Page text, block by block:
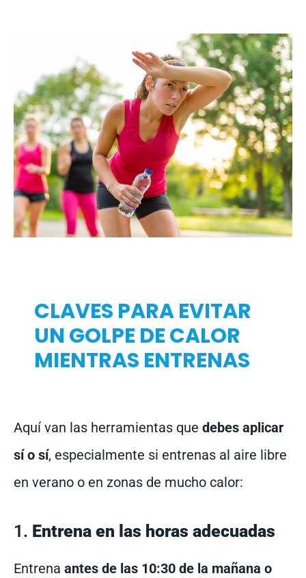
CLAVES PARA EVITAR
UN GOLPE DE CALOR
MIENTRAS ENTRENAS
Aquí van las herramientas que debes aplicar
sí o sí, especialmente si entrenas al aire libre
en verano o en zonas de mucho calor:
1. Entrena en las horas adecuadas
Entrena antes de las 10:30 de la mañana o